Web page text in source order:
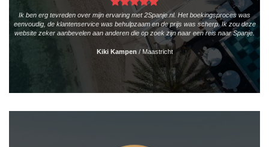
Ik ben erg tevreden over mijn ervaring met 2Spanje.nl. Het boekingsproces was
eenvoudig, de klantenservice was behulpzaam en de prijs was scherp. Ik zou deze
website zeker aanbevelen aan anderen die op zoek zijn naar een reis naar Spanje.
Kiki Kampen /Maastricht